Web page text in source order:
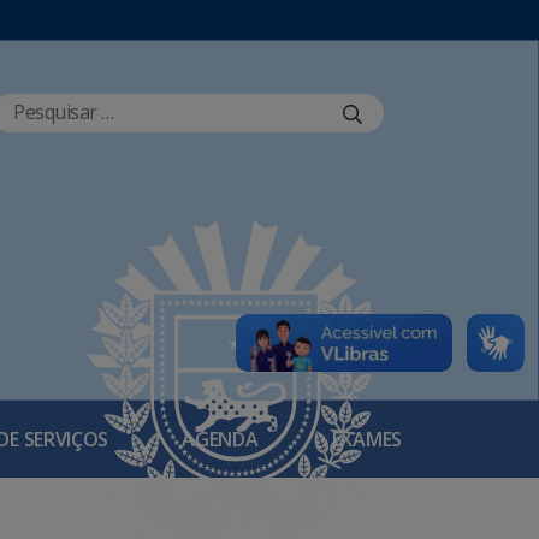
SERVIÇOS AGENDA EXAMES